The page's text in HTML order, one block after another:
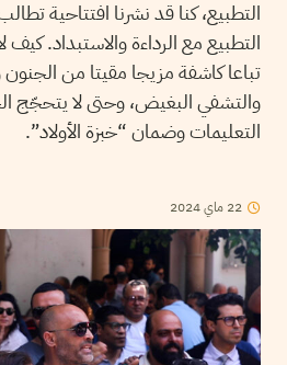
التطبيع، كنا قد نشرنا افتتاحية
التطبيع مع الرداءة والاستبداد.
تباعا كاشفة مزيجا مقيتا من
والتشفي البغيض، وحتى لا يتحجّج
التعليمات وضمان “خبزة الأولاد”.
22 ماي2024